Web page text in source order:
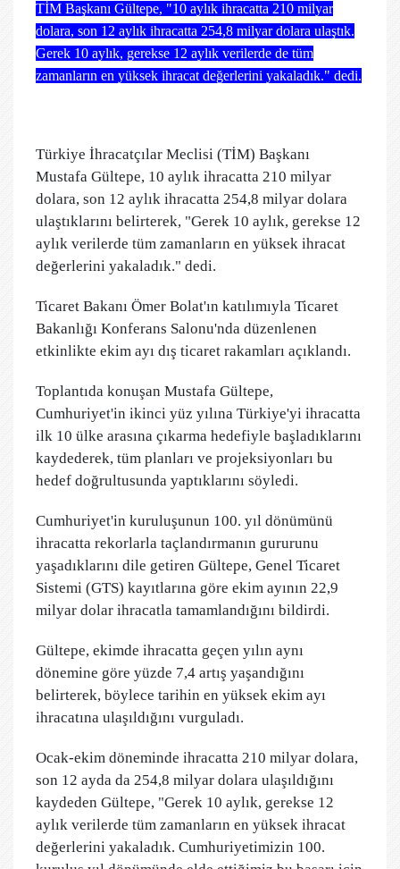
TİM Başkanı Gültepe, "10 aylık ihracatta 210 milyar
dolara, son 12 aylık ihracatta 254,8 milyar dolara ulaştık.
Gerek 10 aylık, gerekse 12 aylık verilerde de tüm
zamanların en yüksek ihracat değerlerini yakaladık." dedi.
Türkiye İhracatçılar Meclisi (TİM) Başkanı
Mustafa Gültepe, 10 aylık ihracatta 210 milyar
dolara, son 12 aylık ihracatta 254,8 milyar dolara
ulaştıklarını belirterek, "Gerek 10 aylık, gerekse 12
aylık verilerde tüm zamanların en yüksek ihracat
değerlerini yakaladık." dedi.
Ticaret Bakanı Ömer Bolat'ın katılımıyla Ticaret
Bakanlığı Konferans Salonu'nda düzenlenen
etkinlikte ekim ayı dış ticaret rakamları açıklandı.
Toplantıda konuşan Mustafa Gültepe,
Cumhuriyet'in ikinci yüz yılına Türkiye'yi ihracatta
ilk 10 ülke arasına çıkarma hedefiyle başladıklarını
kaydederek, tüm planları ve projeksiyonları bu
hedef doğrultusunda yaptıklarını söyledi.
Cumhuriyet'in kuruluşunun 100. yıl dönümünü
ihracatta rekorlarla taçlandırmanın gururunu
yaşadıklarını dile getiren Gültepe, Genel Ticaret
Sistemi (GTS) kayıtlarına göre ekim ayının 22,9
milyar dolar ihracatla tamamlandığını bildirdi.
Gültepe, ekimde ihracatta geçen yılın aynı
dönemine göre yüzde 7,4 artış yaşandığını
belirterek, böylece tarihin en yüksek ekim ayı
ihracatına ulaşıldığını vurguladı.
Ocak-ekim döneminde ihracatta 210 milyar dolara,
son 12 ayda da 254,8 milyar dolara ulaşıldığını
kaydeden Gültepe, "Gerek 10 aylık, gerekse 12
aylık verilerde tüm zamanların en yüksek ihracat
değerlerini yakaladık. Cumhuriyetimizin 100.